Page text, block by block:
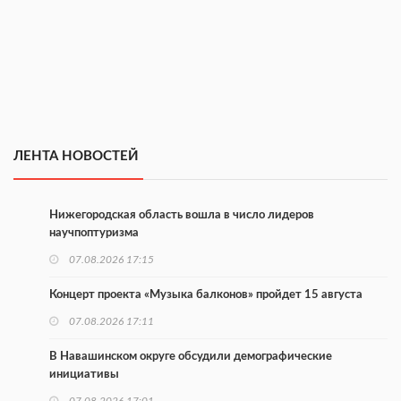
ЛЕНТА НОВОСТЕЙ
Нижегородская область вошла в число лидеров
научпоптуризма
07.08.2026 17:15
Концерт проекта «Музыка балконов» пройдет 15 августа
07.08.2026 17:11
В Навашинском округе обсудили демографические
инициативы